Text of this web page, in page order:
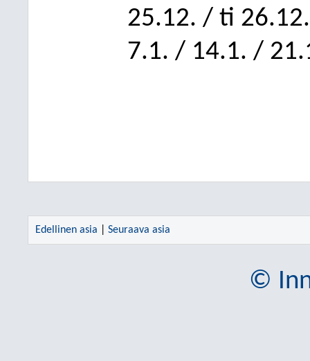
25.12. / ti
7.1. / 14.1. /
Edellinen asia Seuraava asia
©